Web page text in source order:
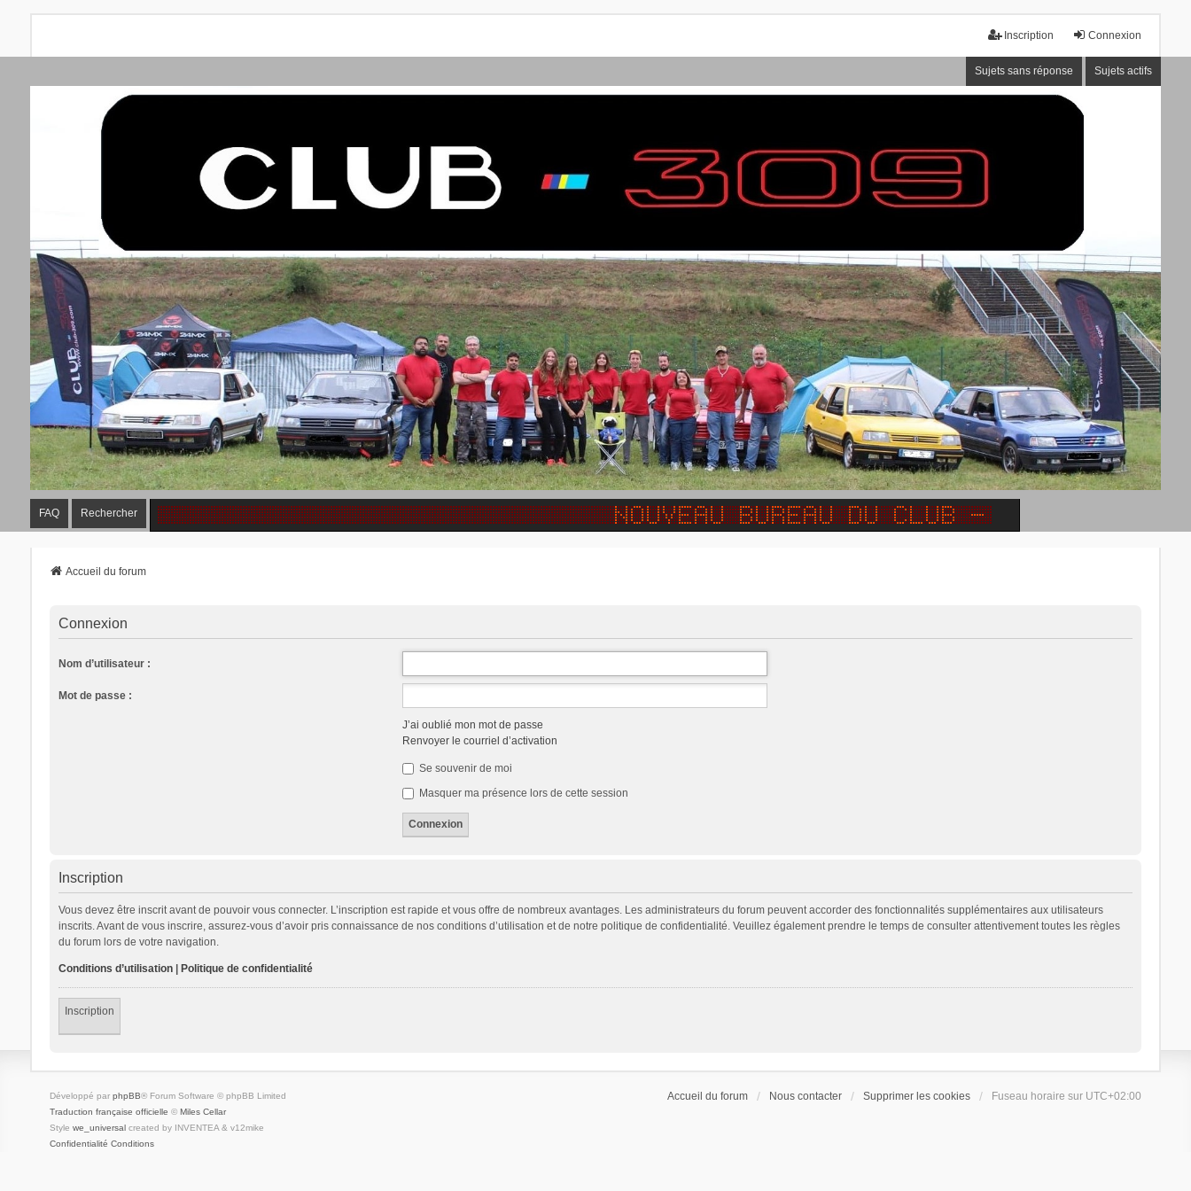
Connexion
Inscription
Sujets sans réponse Sujets actifs
FAQ Rechercher
Accueil du forum
Connexion
Nom d’utilisateur :
Mot de passe :
J’ai oublié mon mot de passe
Renvoyer le courriel d’activation
Se souvenir de moi
Masquer ma présence lors de cette session
Inscription
Vous devez être inscrit avant de pouvoir vous connecter. L’inscription est rapide et vous offre de nombreux avantages. Les administrateurs du forum peuvent accorder des fonctionnalités supplémentaires aux utilisateurs
inscrits. Avant de vous inscrire, assurez-vous d’avoir pris connaissance de nos conditions d’utilisation et de notre politique de confidentialité. Veuillez également prendre le temps de consulter attentivement toutes les règles
du forum lors de votre navigation.
Conditions d’utilisation| Politique de confidentialité
Inscription
Accueil du forum Nous contacter Supprimer les cookies Fuseau horaire sur UTC+02:00
Développé par phpBB® Forum Software © phpBB Limited
Traduction française officielle © Miles Cellar
Style we_universalcreated by INVENTEA & v12mike
Confidentialité Conditions